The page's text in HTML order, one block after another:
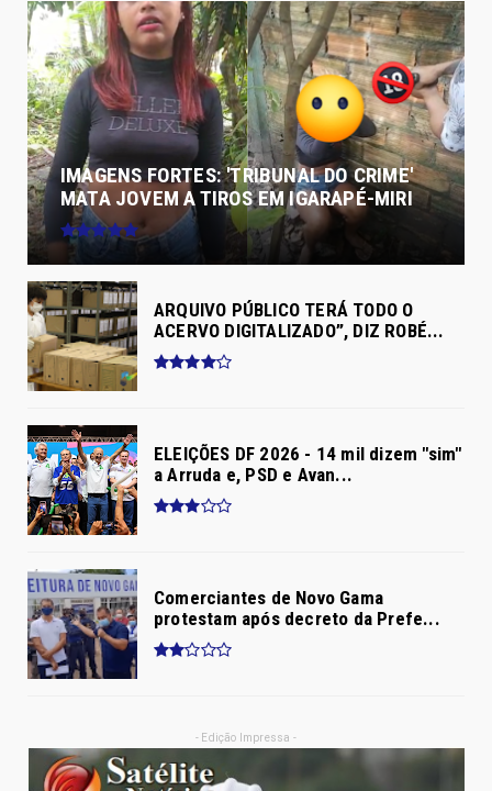
IMAGENS FORTES: 'TRIBUNAL DO CRIME'
MATA JOVEM A TIROS EM IGARAPÉ-MIRI
ARQUIVO PÚBLICO TERÁ TODO O
ACERVO DIGITALIZADO”, DIZ ROBÉ...
ELEIÇÕES DF 2026 - 14 mil dizem "sim"
a Arruda e, PSD e Avan...
Comerciantes de Novo Gama
protestam após decreto da Prefe...
- Edição Impressa -